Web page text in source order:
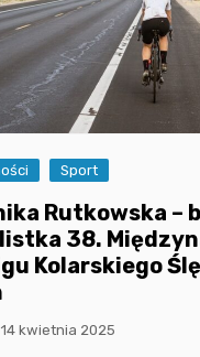
Sport
Rutkowska –
38.
Kolarskiego
14 kwietnia 2025